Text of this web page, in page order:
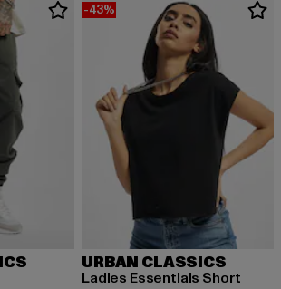
-43%
URBAN CLASSICS
Ladies Essentials Short